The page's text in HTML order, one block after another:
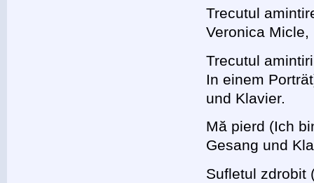
Trecutul
Veronica
Trecutul
In einem
und Klavier.
Mă pierd (Ich
Gesang und
Sufletul zdrobit